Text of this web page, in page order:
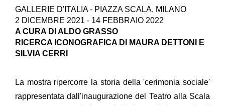
GALLERIE D'ITALIA - PIAZZA SCALA, MILANO
2 DICEMBRE 2021 - 14 FEBBRAIO 2022
A CURA DI ALDO GRASSO
RICERCA ICONOGRAFICA DI MAURA DETTONI E
SILVIA CERRI
La mostra ripercorre la storia della 'cerimonia sociale'
rappresentata dall'inaugurazione del Teatro alla Scala